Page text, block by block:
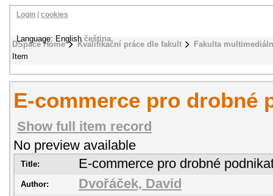
DSpace Home Kvalifikační práce dle fakult
Fakulta
Item
Login cookies
Language: Englishčeština
E-commerce pro drobné
Show full item record
No preview available
Title: E-commerce pro drobné
Author: Dvořáček, David